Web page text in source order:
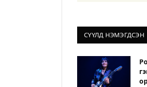
СҮҮЛД НЭМЭГДСЭН